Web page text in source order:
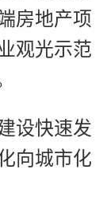
房地产项
观光示范
设快速发
向城市化